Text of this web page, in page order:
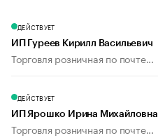
ДЕЙСТВУЕТ
ИП Гуреев Кирилл Васильевич
Торговля розничная по почте...
ДЕЙСТВУЕТ
ИП Ярошко Ирина Михайловна
Торговля розничная по почте...